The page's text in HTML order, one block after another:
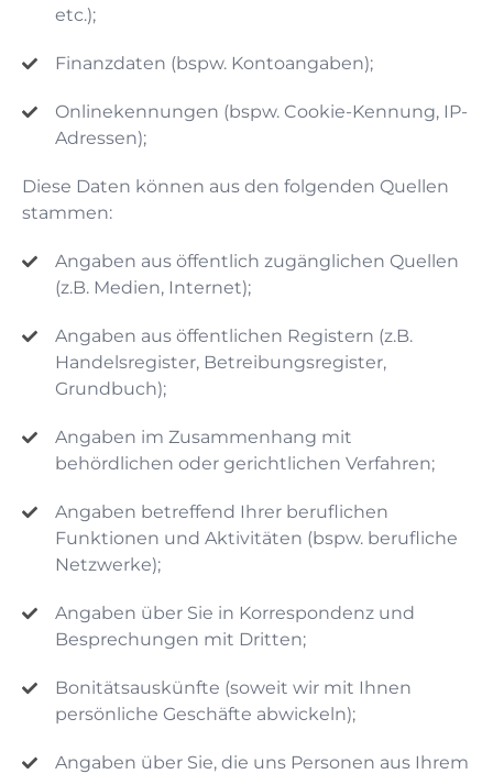
etc.);
Finanzdaten (bspw. Kontoangaben);
Onlinekennungen (bspw. Cookie-Kennung, IP-
Adressen);
Diese Daten können aus den folgenden Quellen
stammen:
Angaben aus öffentlich zugänglichen Quellen
(z.B. Medien, Internet);
Angaben aus öffentlichen Registern (z.B.
Handelsregister, Betreibungsregister,
Grundbuch);
Angaben im Zusammenhang mit
behördlichen oder gerichtlichen Verfahren;
Angaben betreffend Ihrer beruflichen
Funktionen und Aktivitäten (bspw. berufliche
Netzwerke);
Angaben über Sie in Korrespondenz und
Besprechungen mit Dritten;
Bonitätsauskünfte (soweit wir mit Ihnen
persönliche Geschäfte abwickeln);
Angaben über Sie, die uns Personen aus Ihrem